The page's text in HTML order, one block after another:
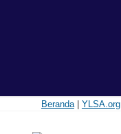
Beranda| YLSA.org